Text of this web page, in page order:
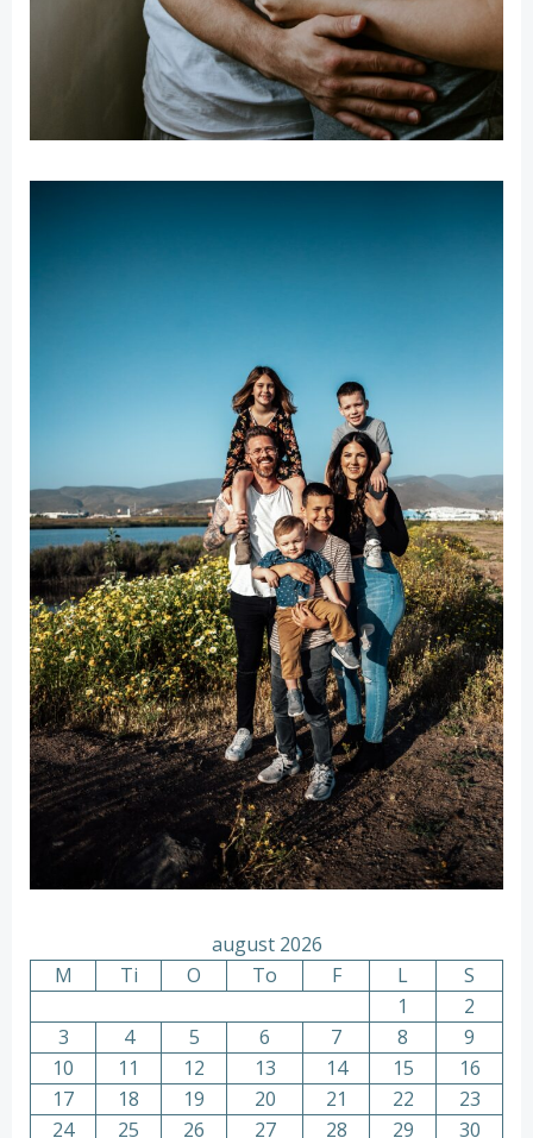
august 2026
M
Ti O To F L
S
1
2
3
4 5 6 7 8
9
10
11 12 13 14 15
16
17
18 19 20 21 22
23
24
25 26 27 28 29 30